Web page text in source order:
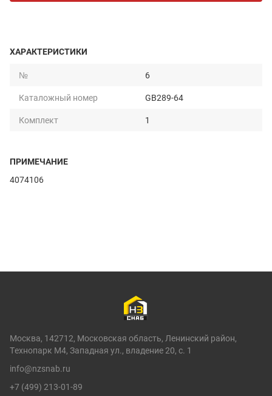
ХАРАКТЕРИСТИКИ
№
6
Каталожный номер
GB289-64
Комплект
1
ПРИМЕЧАНИЕ
4074106
Москва, 142712, Московская область, Ленинский район,
Технопарк М4, Западная ул., владение 20, с. 1
info@nzsnab.ru
+7 (499) 213-01-89